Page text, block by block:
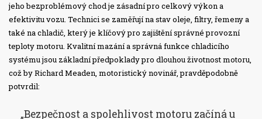
jeho bezproblémový chod je zásadní pro celkový výkon a
efektivitu vozu. Technici se zaměřují na stav oleje, filtry, řemeny a
také na chladič, který je klíčový pro zajištění správné provozní
teploty motoru. Kvalitní mazání a správná funkce chladicího
systému jsou základní předpoklady pro dlouhou životnost motoru,
což by Richard Meaden, motoristický novinář, pravděpodobně
potvrdil:
„Bezpečnost a spolehlivost motoru začíná u